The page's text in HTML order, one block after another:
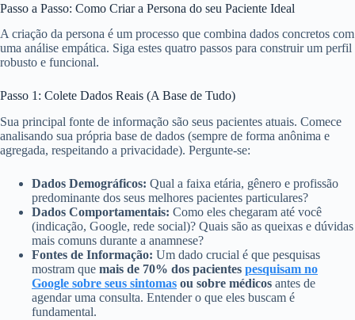
Passo a Passo: Como Criar a Persona do seu Paciente Ideal
A criação da persona é um processo que combina dados concretos com
uma análise empática. Siga estes quatro passos para construir um perfil
robusto e funcional.
Passo 1: Colete Dados Reais (A Base de Tudo)
Sua principal fonte de informação são seus pacientes atuais. Comece
analisando sua própria base de dados (sempre de forma anônima e
agregada, respeitando a privacidade). Pergunte-se:
Dados Demográficos: Qual a faixa etária, gênero e profissão
predominante dos seus melhores pacientes particulares?
Dados Comportamentais: Como eles chegaram até você
(indicação, Google, rede social)? Quais são as queixas e dúvidas
mais comuns durante a anamnese?
Fontes de Informação: Um dado crucial é que pesquisas
mostram que mais de 70% dos pacientes pesquisam no
Google sobre seus sintomas ou sobre médicos antes de
agendar uma consulta. Entender o que eles buscam é
fundamental.